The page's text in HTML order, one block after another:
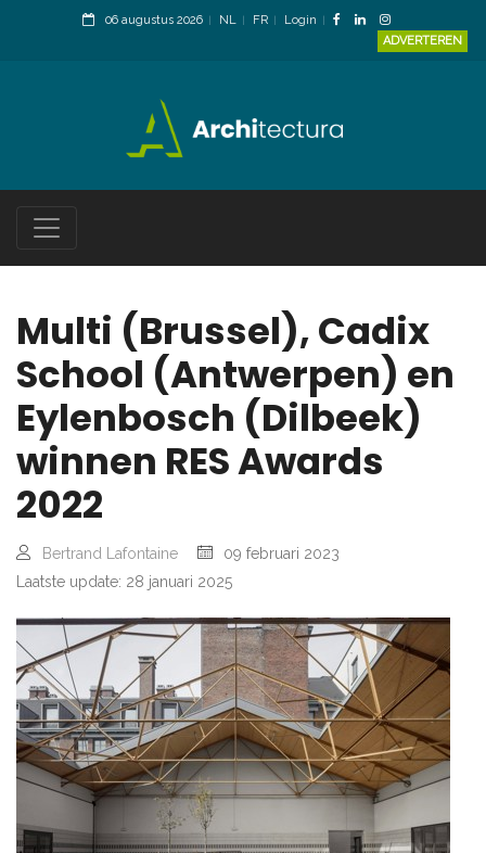
06 augustus 2026 NL FR
Login
ADVERTEREN
Multi (Brussel), Cadix
School (Antwerpen) en
Eylenbosch (Dilbeek)
winnen RES Awards
2022
Bertrand Lafontaine
09 februari 2023
Laatste update: 28 januari 2025